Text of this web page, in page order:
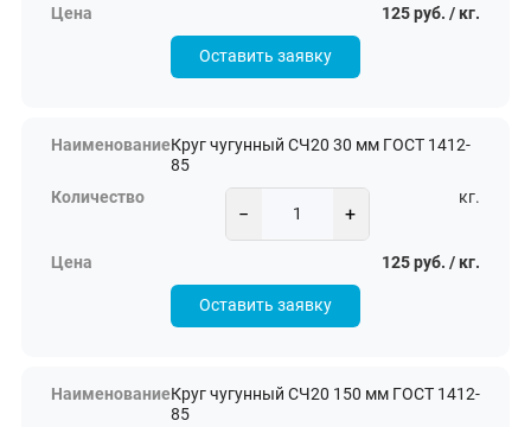
125 руб. / кг.
Оставить заявку
Круг чугунный СЧ20 30 мм ГОСТ 1412-
85
− +
кг.
125 руб. / кг.
Оставить заявку
Круг чугунный СЧ20 150 мм ГОСТ 1412-
85